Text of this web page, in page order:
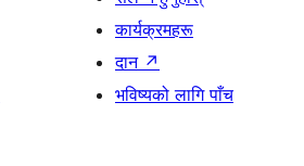
कार्यक्रमहरू
दान ↗
भविष्यको लागि पाँच